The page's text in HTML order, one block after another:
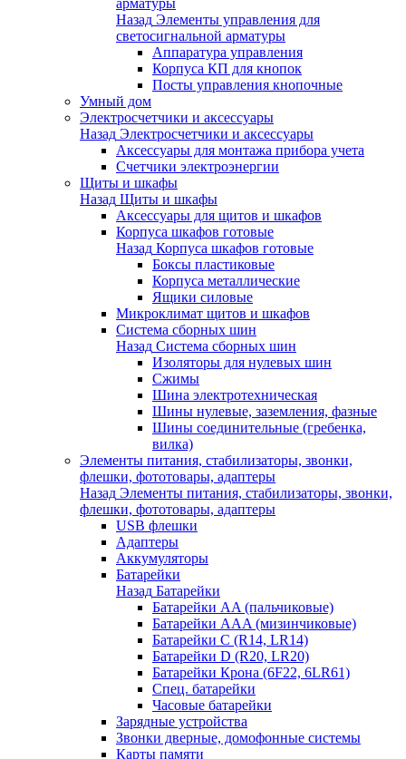
арматуры
Назад Элементы управления для
светосигнальной арматуры
Аппаратура управления
Корпуса КП для кнопок
Посты управления кнопочные
Умный дом
Электросчетчики и аксессуары
Назад Электросчетчики и аксессуары
Аксессуары для монтажа прибора учета
Счетчики электроэнергии
Щиты и шкафы
Назад Щиты и шкафы
Аксессуары для щитов и шкафов
Корпуса шкафов готовые
Назад Корпуса шкафов готовые
Боксы пластиковые
Корпуса металлические
Ящики силовые
Микроклимат щитов и шкафов
Система сборных шин
Назад Система сборных шин
Изоляторы для нулевых шин
Сжимы
Шина электротехническая
Шины нулевые, заземления, фазные
Шины соединительные (гребенка,
вилка)
Элементы питания, стабилизаторы, звонки,
флешки, фототовары, адаптеры
Назад Элементы питания, стабилизаторы, звонки,
флешки, фототовары, адаптеры
USB флешки
Адаптеры
Аккумуляторы
Батарейки
Назад Батарейки
Батарейки AA (пальчиковые)
Батарейки AAA (мизинчиковые)
Батарейки C (R14, LR14)
Батарейки D (R20, LR20)
Батарейки Крона (6F22, 6LR61)
Спец. батарейки
Часовые батарейки
Зарядные устройства
Звонки дверные, домофонные системы
Карты памяти